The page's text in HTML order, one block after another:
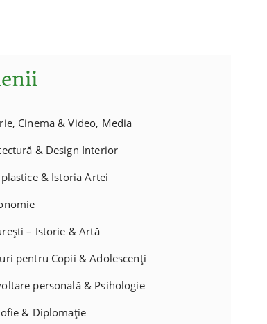
Cinema & Video, Media
& Design Interior
& Istoria Artei
– Istorie & Artă
pentru Copii & Adolescenți
personală & Psihologie
& Diplomație